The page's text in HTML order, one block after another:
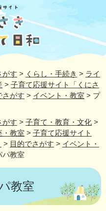
がす > くらし・手続き > ライ
> 子育て応援サイト「くにさ
さがす > イベント・教室 > プ
がす > 子育て・教育・文化 >
・教室 > 子育て応援サイト
> 目的でさがす > イベント・
パ教室
教室